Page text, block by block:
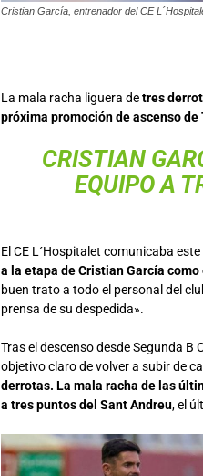
Cristian García, entrenador del CE
La mala racha liguera detres
próxima promoción de ascenso de
CRISTIAN
EQUIPO A
El CE L´Hospitalet comunicaba
a la etapa de Cristian García
buen trato a todo el personal del
prensa de su despedida».
Tras el descenso desde Segunda B
objetivo claro de volver a subir de
derrotas. La mala racha de las
a tres puntos del Sant Andreu, el